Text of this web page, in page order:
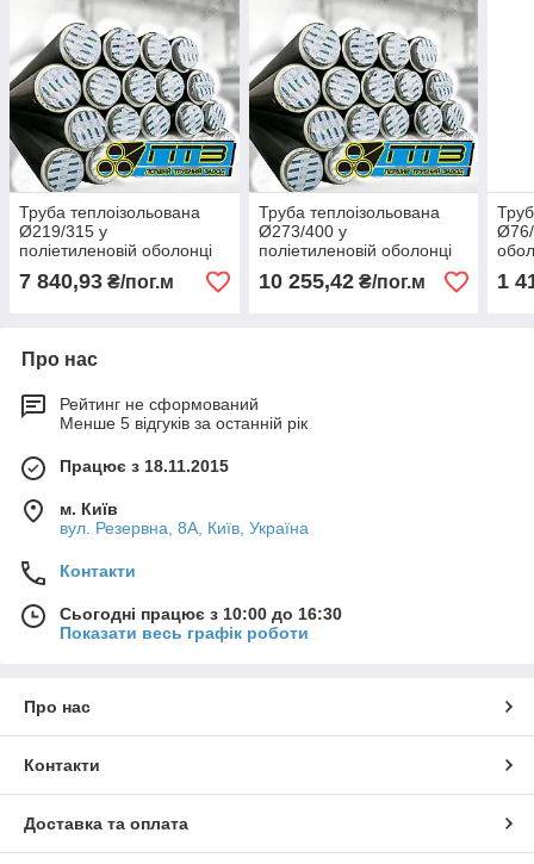
Труба теплоізольована
Ø219/315 у
поліетиленовій оболонці
7 840,93 ₴/пог.м
Труба теплоізольована
Ø273/400 у
поліетиленовій оболонці
10 255,42₴/пог.м
Ø76/
1
Про нас
Рейтинг не сформований
Менше 5 відгуків за останній рік
Працює з 18.11.2015
м. Київ
вул. Резервна, 8А, Київ, Україна
Контакти
Сьогодні працює з 10:00 до 16:30
Показати весь графік роботи
Про нас
Контакти
Доставка та оплата